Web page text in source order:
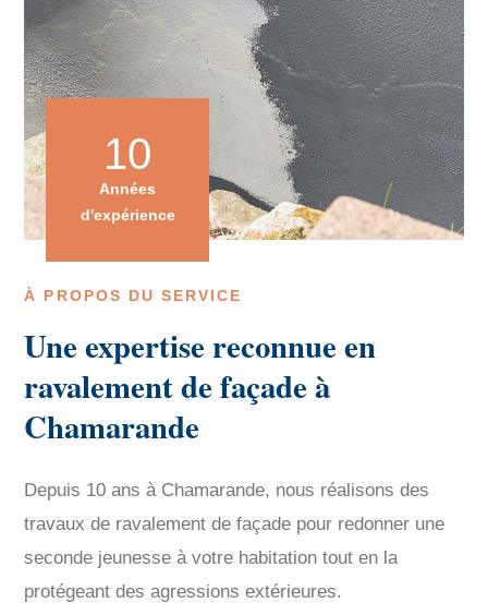
À PROPOS DU SERVICE
Une expertise reconnue en
ravalement de façade à
Chamarande
Depuis 10 ans à Chamarande, nous réalisons des
travaux de ravalement de façade pour redonner une
seconde jeunesse à votre habitation tout en la
protégeant des agressions extérieures.
10
Années
d'expérience